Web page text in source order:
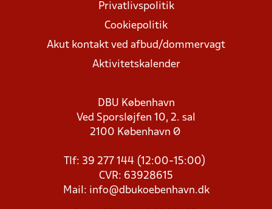
Privatlivspolitik
Cookiepolitik
Akut kontakt ved afbud/dommervagt
Aktivitetskalender
DBU København
Ved Sporsløjfen 10, 2. sal
2100 København Ø
Tlf: 39 277 144 (12:00-15:00)
CVR: 63928615
Mail: info@dbukoebenhavn.dk